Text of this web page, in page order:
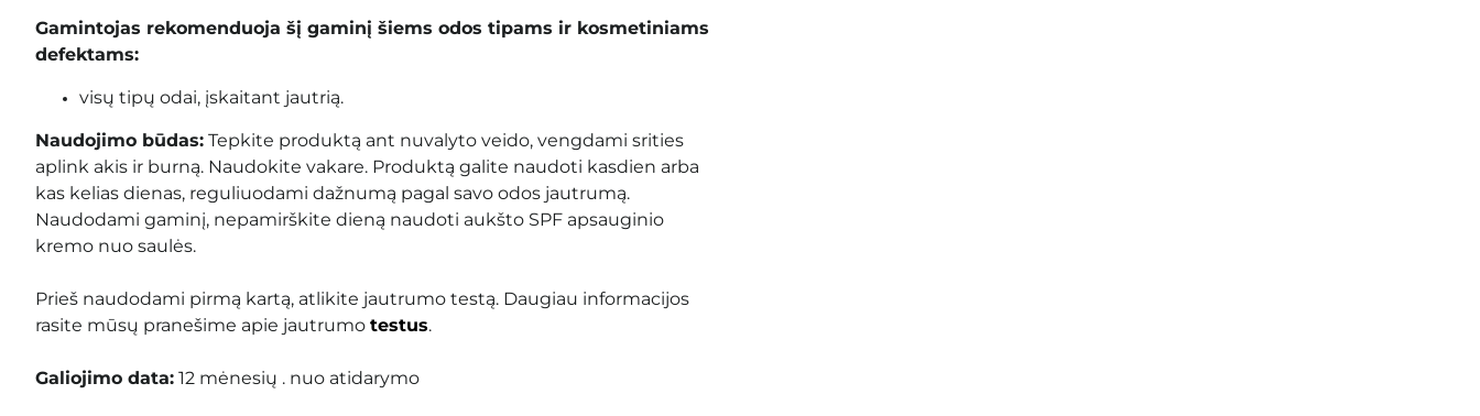
Gamintojas rekomenduoja šį gaminį šiems odos tipams ir kosmetiniams
defektams:
visų tipų odai, įskaitant jautrią.
Naudojimo būdas: Tepkite produktą ant nuvalyto veido, vengdami srities
aplink akis ir burną. Naudokite vakare. Produktą galite naudoti kasdien arba
kas kelias dienas, reguliuodami dažnumą pagal savo odos jautrumą.
Naudodami gaminį, nepamirškite dieną naudoti aukšto SPF apsauginio
kremo nuo saulės.
Prieš naudodami pirmą kartą, atlikite jautrumo testą. Daugiau informacijos
rasite mūsų pranešime apie jautrumo testus.
Galiojimo data: 12 mėnesių . nuo atidarymo